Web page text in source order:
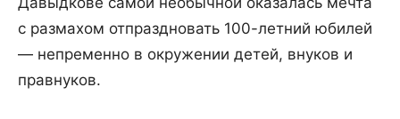
с размахом отпраздновать 100-летний юбилей
— непременно в окружении детей, внуков и
правнуков.